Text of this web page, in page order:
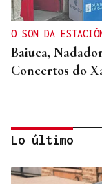
O SON DA
Baiuca,
Concertos do
Lo último